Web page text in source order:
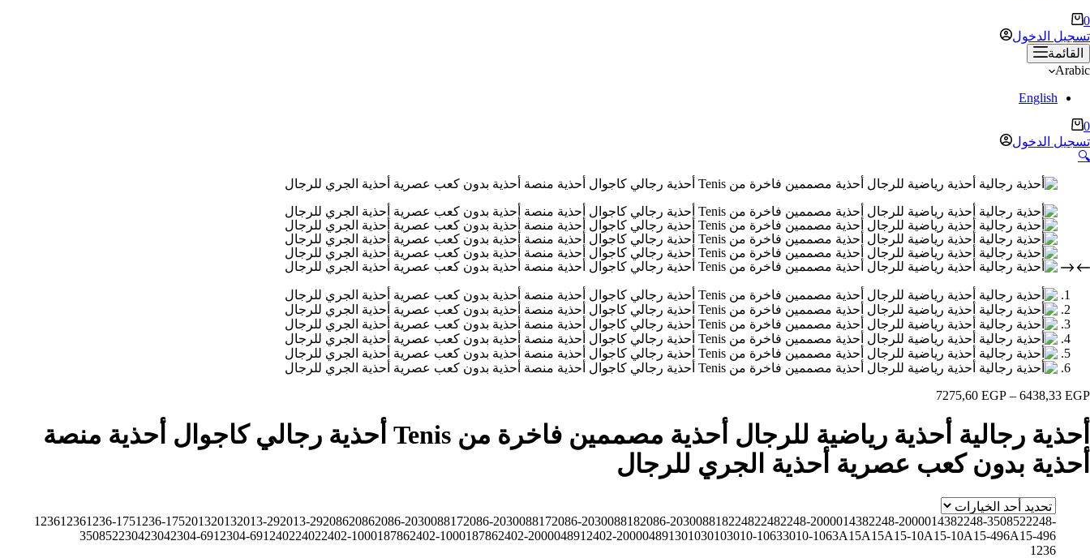
عربة
التسوق
0
تسجيل الدخول
القائمة
Arabic
English
عربة
التسوق
0
تسجيل الدخول
🔍
6438,33 EGP
–
7275,60 EGP
أحذية رجالية أحذية رياضية للرجال أحذية مصممين فاخرة من Tenis أحذية رجالي كاجوال أحذية منصة
أحذية بدون كعب عصرية أحذية الجري للرجال
123612361236-1751236-175201320132013-292013-29208620862086-2030088172086-2030088172086-2030088182086-203008818224822482248-2000014382248-2000014382248-3508522248-
350852230423042304-691 2304-691 240224022402-1000187862402-1000187862402-200004891 2402-200004891301030103010-10633010-1063A15A15A15-10A15-10A15-496A15-496
1236